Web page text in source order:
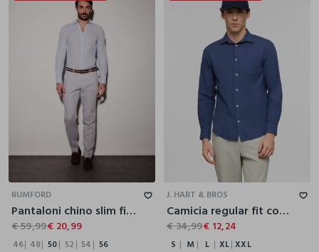
54
RUMFORD
Pantaloni chino slim fit in lino uomo
€ 59,99€ 20,99
46 48 50 52 54 56
XXL
J. HART & BROS
Camicia regular fit con collo classico in cotone e lino uomo
€ 34,99€ 12,24
S M L XL XXL